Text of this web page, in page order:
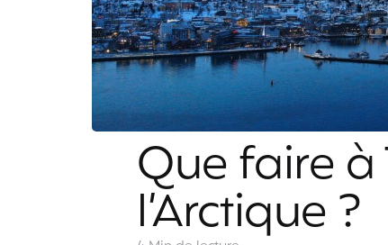
Que faire
l’Arctique ?